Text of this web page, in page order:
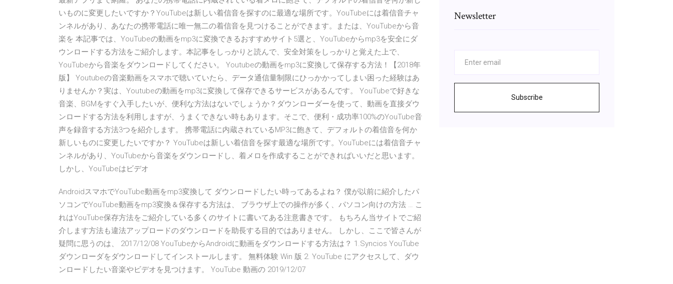
いものに変更したいですか？YouTubeは新しい着信音を探すのに最適な場所です。YouTubeには着信音チャ
ンネルがあり、あなたの携帯電話に唯一無二の着信音を見つけることができます。または、YouTubeから音
楽を 本記事では、YouTubeの動画をmp3に変換できるおすすめサイト5選と、YouTubeからmp3を安全にダ
ウンロードする方法をご紹介します。本記事をしっかりと読んで、安全対策をしっかりと覚えた上で、
YouTubeから音楽をダウンロードしてください。 Youtubeの動画をmp3に変換して保存する方法！【2018年
版】 Youtubeの音楽動画をスマホで聴いていたら、データ通信量制限にひっかかってしまい困った経験はあ
りませんか？実は、Youtubeの動画をmp3に変換して保存できるサービスがあるんです。 YouTubeで好きな
音楽、BGMをすぐ入手したいが、便利な方法はないでしょうか？ダウンローダーを使って、動画を直接ダウ
ンロードする方法を利用しますが、うまくできない時もあります。そこで、便利・成功率100%のYouTube音
声を録音する方法3つを紹介します。 携帯電話に内蔵されているMP3に飽きて、デフォルトの着信音を何か
新しいものに変更したいですか？ YouTubeは新しい着信音を探す最適な場所です。YouTubeには着信音チャ
ンネルがあり、YouTubeから音楽をダウンロードし、着メロを作成することができればいいだと思います。
しかし、YouTubeはビデオ
AndroidスマホでYouTube動画をmp3変換して ダウンロードしたい時ってあるよね？ 僕が以前に紹介したパ
ソコンでYouTube動画をmp3変換＆保存する方法は、 ブラウザ上での操作が多く、パソコン向けの方法 … こ
れはYouTube保存方法をご紹介している多くのサイトに書いてある注意書きです。 もちろん当サイトでご紹
介します方法も違法アップロードのダウンロードを助長する目的ではありません。 しかし、ここで皆さんが
疑問に思うのは、 2017/12/08 YouTubeからAndroidに動画をダウンロードする方法は？ 1.Syncios YouTube
ダウンローダをダウンロードしてインストールします。 無料体験 Win 版 2. YouTube にアクセスして、ダウ
ンロードしたい音楽やビデオを見つけます。 YouTube 動画の 2019/12/07
Newsletter
Subscribe